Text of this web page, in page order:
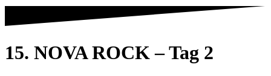
15. NOVA ROCK – Tag 2